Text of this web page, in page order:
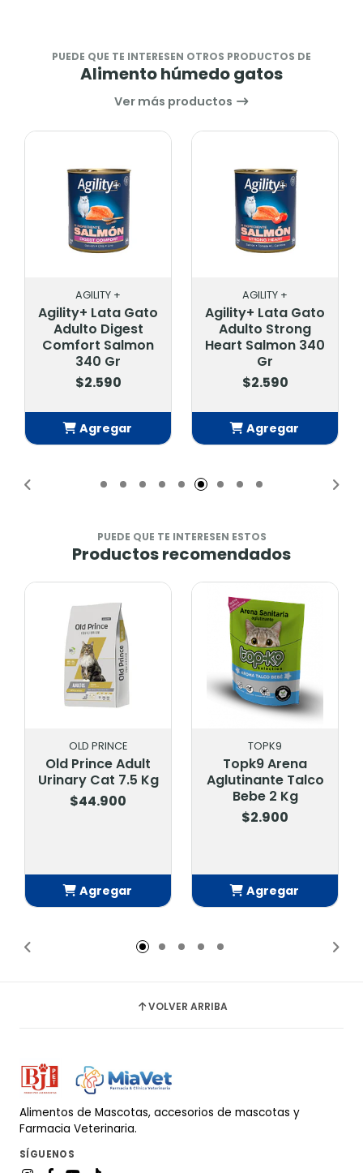
PUEDE QUE TE INTERESEN OTROS PRODUCTOS DE
Alimento húmedo gatos
Ver más productos
AGILITY +
Agility+ Lata Gato
Adulto Digest
Comfort Salmon
340 Gr
$2.590
Agregar
AGILITY +
Agility+ Lata Gato
Adulto Strong
Heart Salmon 340
Gr
$2.590
Agregar
PUEDE QUE TE INTERESEN ESTOS
Productos recomendados
OLD PRINCE
Old Prince Adult
Urinary Cat 7.5 Kg
$44.900
Agregar
TOPK9
Topk9 Arena
Aglutinante Talco
Bebe 2 Kg
$2.900
Agregar
VOLVER ARRIBA
Alimentos de Mascotas, accesorios de mascotas y
Farmacia Veterinaria.
SÍGUENOS